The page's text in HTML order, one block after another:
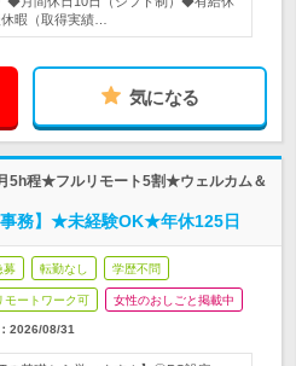
暇（取得実績…
気になる
5h程★フルリモート5割★ウェルカム＆
務】★未経験OK★年休125日
募 転勤なし 学歴不問
モートワーク可 女性のおしごと掲載中
2026/08/31